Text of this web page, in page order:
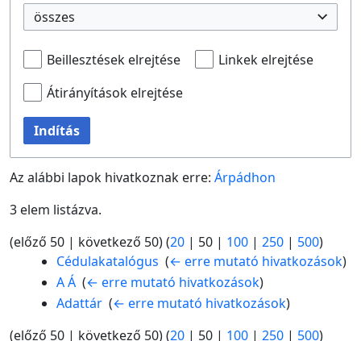
összes
Beillesztések elrejtése
Linkek elrejtése
Átirányítások elrejtése
Indítás
Az alábbi lapok hivatkoznak erre: Árpádhon
3 elem listázva.
(előző 50 | következő 50) (20 | 50 | 100 | 250 | 500)
Cédulakatalógus (← erre mutató hivatkozások)
A Á‎ (← erre mutató hivatkozások)
Adattár‎ (← erre mutató hivatkozások)
(előző 50 | következő 50) (20 | 50 | 100 | 250 | 500)